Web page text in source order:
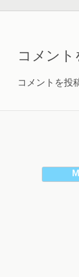
コメント
コメントを投